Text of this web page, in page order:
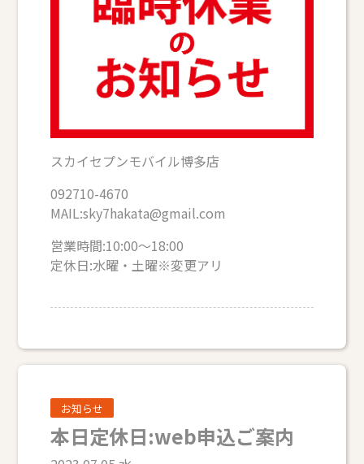
スカイセプンモバイル博多店
092710-4670
MAIL:sky7hakata@gmail.com
営業時間:10:00～18:00
定休日:水曜・土曜※変更アリ
お知らせ
本日定休日:web申込ご案内